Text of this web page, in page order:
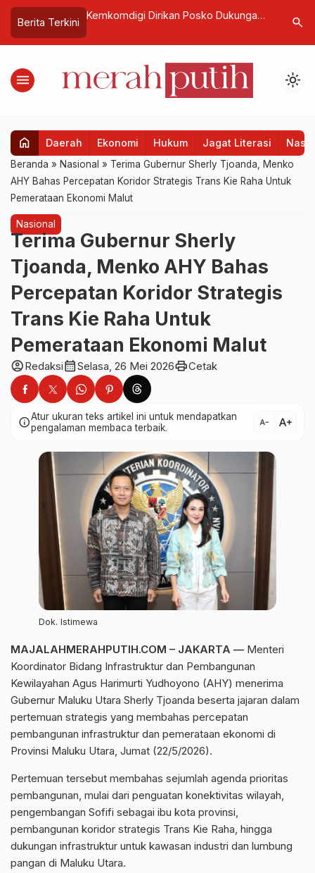
Berita Terkini
Dirikan Posko Dukungan
untuk Anak Terdampak
Wamenkes: CKG Bantu Driver Gojek
search
menu light_mode
home Daerah Ekonomi Hukum Jagat Literasi
Beranda » Nasional » Terima Gubernur Sherly Tjoanda, Menko
AHY Bahas Percepatan Koridor Strategis Trans Kie Raha Untuk
Pemerataan Ekonomi Malut
Nasional
Terima Gubernur Sherly
Tjoanda, Menko AHY Bahas
Percepatan Koridor Strategis
Trans Kie Raha Untuk
Pemerataan Ekonomi Malut
account_circleRedaksicalendar_monthSelasa, 26 Mei 2026printCetak
infoAtur ukuran teks artikel ini untuk mendapatkan
pengalaman membaca terbaik.
text_decrease text_increase
Dok. Istimewa
MAJALAHMERAHPUTIH.COM – JAKARTA — Menteri
Koordinator Bidang Infrastruktur dan Pembangunan
Kewilayahan Agus Harimurti Yudhoyono (AHY) menerima
Gubernur Maluku Utara Sherly Tjoanda beserta jajaran dalam
pertemuan strategis yang membahas percepatan
pembangunan infrastruktur dan pemerataan ekonomi di
Provinsi Maluku Utara, Jumat (22/5/2026).
Pertemuan tersebut membahas sejumlah agenda prioritas
pembangunan, mulai dari penguatan konektivitas wilayah,
pengembangan Sofifi sebagai ibu kota provinsi,
pembangunan koridor strategis Trans Kie Raha, hingga
dukungan infrastruktur untuk kawasan industri dan lumbung
pangan di Maluku Utara.